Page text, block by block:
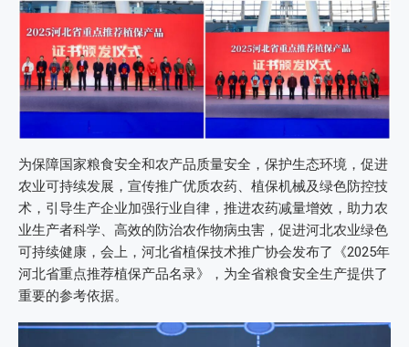
为保障国家粮食安全和农产品质量安全，保护生态环境，促进
农业可持续发展，宣传推广优质农药、植保机械及绿色防控技
术，引导生产企业加强行业自律，推进农药减量增效，助力农
业生产者科学、高效的防治农作物病虫害，促进河北农业绿色
可持续健康，会上，河北省植保技术推广协会发布了《2025年
河北省重点推荐植保产品名录》，为全省粮食安全生产提供了
重要的参考依据。